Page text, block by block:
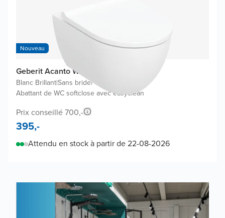
Nouveau
Geberit Acanto WC suspendu
Blanc Brillant|Sans bride|
Abattant de WC softclose avec easyclean
Prix conseillé 700,-
395,-
Attendu en stock à partir de 22-08-2026